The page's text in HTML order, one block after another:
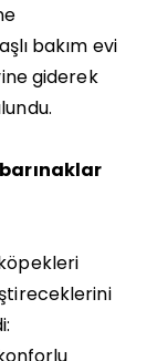
bakım evi
giderek